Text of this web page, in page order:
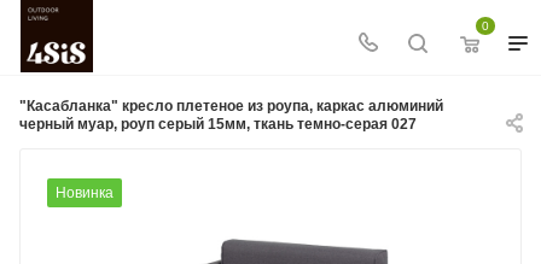
0
"Касабланка" кресло плетеное из роупа, каркас алюминий
черный муар, роуп серый 15мм, ткань темно-серая 027
Новинка